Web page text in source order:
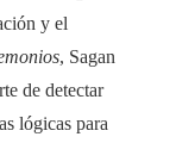
y el
, Sagan
de detectar
lógicas para